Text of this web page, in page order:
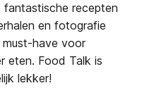
fantastische recepten
en fotografie
have voor
eten. Food Talk is
lekker!